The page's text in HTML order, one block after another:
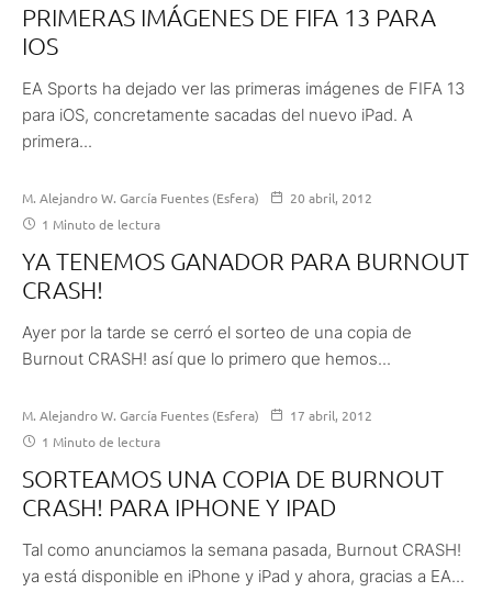
PRIMERAS IMÁGENES DE FIFA 13 PARA
IOS
EA Sports ha dejado ver las primeras imágenes de FIFA 13
para iOS, concretamente sacadas del nuevo iPad. A
primera...
M. Alejandro W. García Fuentes (Esfera)
20 abril, 2012
1 Minuto de lectura
YA TENEMOS GANADOR PARA BURNOUT
CRASH!
Ayer por la tarde se cerró el sorteo de una copia de
Burnout CRASH! así que lo primero que hemos...
M. Alejandro W. García Fuentes (Esfera)
17 abril, 2012
1 Minuto de lectura
SORTEAMOS UNA COPIA DE BURNOUT
CRASH! PARA IPHONE Y IPAD
Tal como anunciamos la semana pasada, Burnout CRASH!
ya está disponible en iPhone y iPad y ahora, gracias a EA...